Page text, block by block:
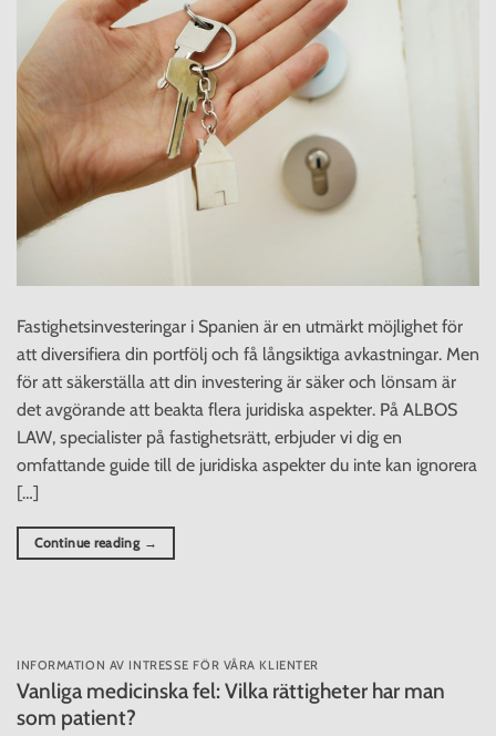
Fastighetsinvesteringar i Spanien är en utmärkt möjlighet för
att diversifiera din portfölj och få långsiktiga avkastningar. Men
för att säkerställa att din investering är säker och lönsam är
det avgörande att beakta flera juridiska aspekter. På ALBOS
LAW, specialister på fastighetsrätt, erbjuder vi dig en
omfattande guide till de juridiska aspekter du inte kan ignorera
[…]
Continue reading →
INFORMATION AV INTRESSE FÖR VÅRA KLIENTER
Vanliga medicinska fel: Vilka rättigheter har man
som patient?